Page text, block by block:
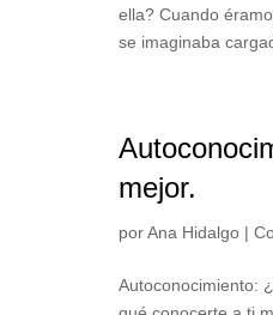
ella? Cuando
se imaginaba
mejor.
porAna Hidalgo |
Autoconocimiento: